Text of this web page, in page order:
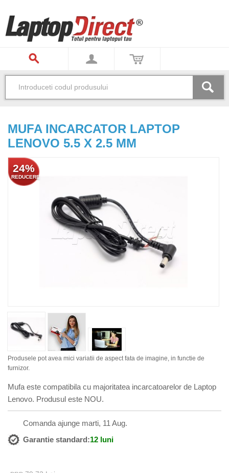
MUFA INCARCATOR LAPTOP
LENOVO 5.5 X 2.5 MM
24%
REDUCERE
Produsele pot avea mici variatii de aspect fata de imagine, in functie de
furnizor.
Mufa este compatibila cu majoritatea incarcatoarelor de Laptop
Lenovo. Produsul este NOU.
Comanda ajunge marti, 11 Aug.
Garantie standard:12 luni